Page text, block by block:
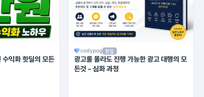
수익화 핫딜의 모든
codypog 창업
광고를 몰라도 진행 가능한 광고 대행의 모
든것 - 심화 과정